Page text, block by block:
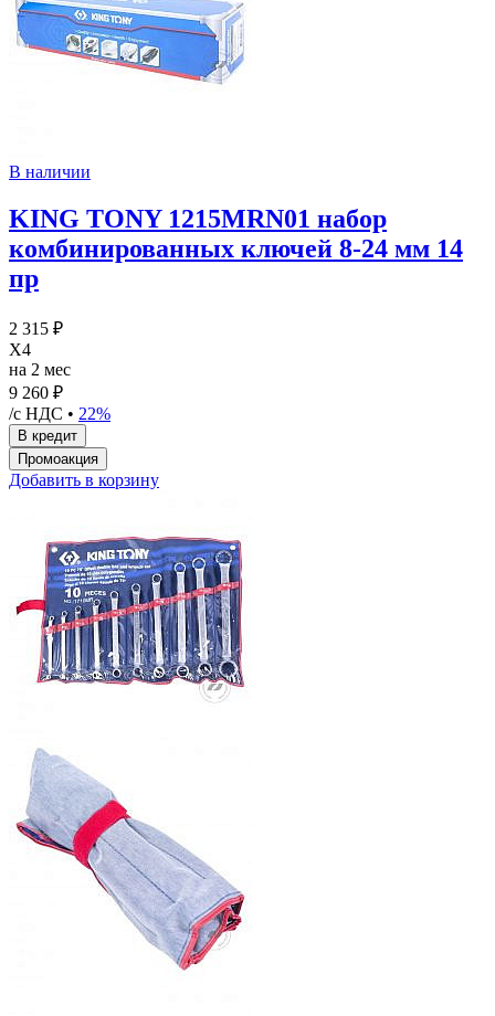
В наличии
KING TONY 1215MRN01 набор
комбинированных ключей 8-24 мм 14
пр
2 315 ₽
X4
на 2 мес
9 260 ₽
/с НДС • 22%
Добавить в корзину